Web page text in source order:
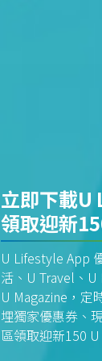
立即下載
領取迎新
U Lifestyle App
活、U Travel、
U Magazine，定
埋獨家優惠券、
區領取迎新150